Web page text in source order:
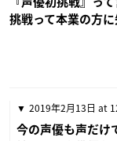
挑戦って本業の方
2019年2月13日 at
今の声優も声だけ